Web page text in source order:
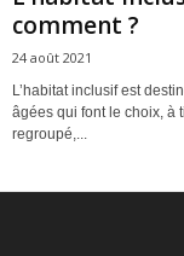
comment ?
24 août 2021
L’habitat inclusif est
âgées qui font le choix, à
regroupé,...